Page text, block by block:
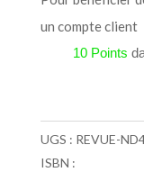
un compte client
10 Points
UGS : REVUE-
ISBN :